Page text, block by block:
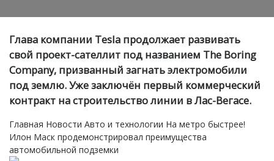
Глава компании Tesla продолжает развивать
свой проект-сателлит под названием The Boring
Company, призванный загнать электромобили
под землю. Уже заключён первый коммерческий
контракт на строительство линии в Лас-Вегасе.
Главная Новости Авто и технологии На метро быстрее!
Илон Маск продемонстрировал преимущества
автомобильной подземки